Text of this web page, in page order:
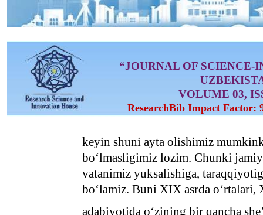
“JOURNAL OF SCIENCE-
VOLUME 03,
ResearchBib Impact Factor:
keyin shuni ayta olishimiz
bo‘lmasligimiz lozim. Chunki
vatanimiz yuksalishiga,
bo‘lamiz. Buni XIX asrda o‘rtalari,
adabiyotida o‘zining bir qancha